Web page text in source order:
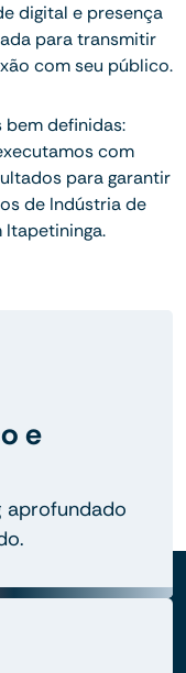
digital e presença
para transmitir
com seu público.
definidas:
com
para garantir
de Indústria de
Itapetininga.
e
aprofundado